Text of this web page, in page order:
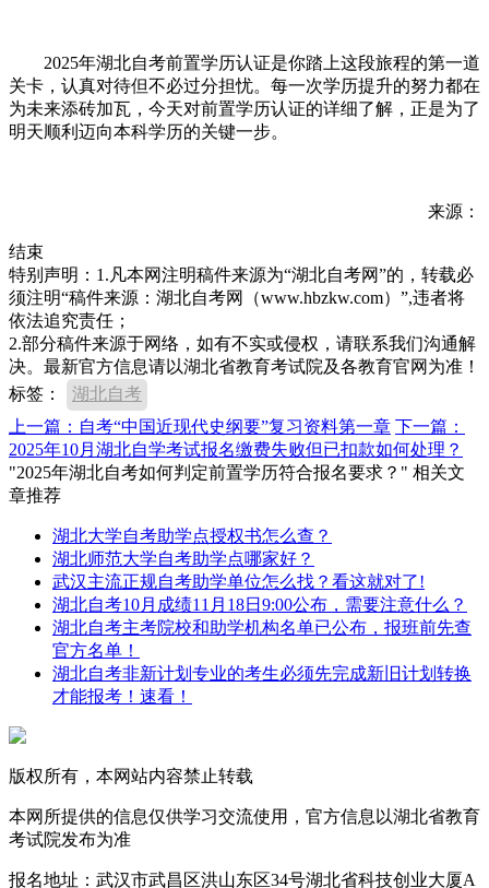
2025年湖北自考前置学历认证是你踏上这段旅程的第一道
关卡，认真对待但不必过分担忧。每一次学历提升的努力都在
为未来添砖加瓦，今天对前置学历认证的详细了解，正是为了
明天顺利迈向本科学历的关键一步。
来源：
结束
特别声明：1.凡本网注明稿件来源为“湖北自考网”的，转载必
须注明“稿件来源：湖北自考网（www.hbzkw.com）”,违者将
依法追究责任；
2.部分稿件来源于网络，如有不实或侵权，请联系我们沟通解
决。最新官方信息请以湖北省教育考试院及各教育官网为准！
标签：
湖北自考
上一篇：自考“中国近现代史纲要”复习资料第一章 下一篇：
2025年10月湖北自学考试报名缴费失败但已扣款如何处理？
"2025年湖北自考如何判定前置学历符合报名要求？" 相关文
章推荐
湖北大学自考助学点授权书怎么查？
湖北师范大学自考助学点哪家好？
武汉主流正规自考助学单位怎么找？看这就对了!
湖北自考10月成绩11月18日9:00公布，需要注意什么？
湖北自考主考院校和助学机构名单已公布，报班前先查
官方名单！
湖北自考非新计划专业的考生必须先完成新旧计划转换
才能报考！速看！
版权所有，本网站内容禁止转载
本网所提供的信息仅供学习交流使用，官方信息以湖北省教育
考试院发布为准
报名地址：武汉市武昌区洪山东区34号湖北省科技创业大厦A